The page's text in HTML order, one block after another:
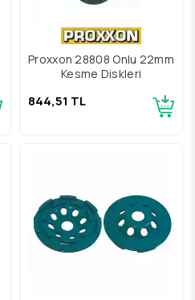
Proxxon 28808 Onlu 22mm
Kesme Diskleri
844,51 TL